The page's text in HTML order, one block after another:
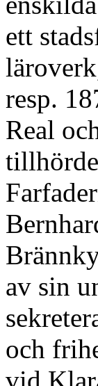
ett
resp.
Real
av sin
och
vid